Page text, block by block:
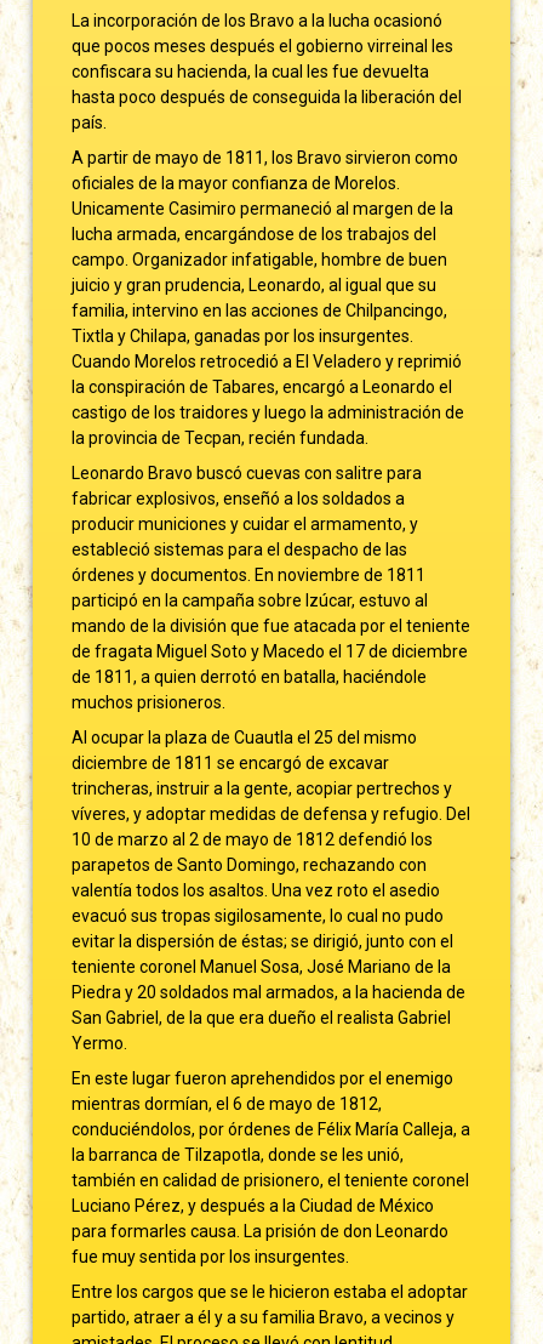
La incorporación de los Bravo a la lucha ocasionó
que pocos meses después el gobierno virreinal les
confiscara su hacienda, la cual les fue devuelta
hasta poco después de conseguida la liberación del
país.
A partir de mayo de 1811, los Bravo sirvieron como
oficiales de la mayor confianza de Morelos.
Unicamente Casimiro permaneció al margen de la
lucha armada, encargándose de los trabajos del
campo. Organizador infatigable, hombre de buen
juicio y gran prudencia, Leonardo, al igual que su
familia, intervino en las acciones de Chilpancingo,
Tixtla y Chilapa, ganadas por los insurgentes.
Cuando Morelos retrocedió a El Veladero y reprimió
la conspiración de Tabares, encargó a Leonardo el
castigo de los traidores y luego la administración de
la provincia de Tecpan, recién fundada.
Leonardo Bravo buscó cuevas con salitre para
fabricar explosivos, enseñó a los soldados a
producir municiones y cuidar el armamento, y
estableció sistemas para el despacho de las
órdenes y documentos. En noviembre de 1811
participó en la campaña sobre Izúcar, estuvo al
mando de la división que fue atacada por el teniente
de fragata Miguel Soto y Macedo el 17 de diciembre
de 1811, a quien derrotó en batalla, haciéndole
muchos prisioneros.
Al ocupar la plaza de Cuautla el 25 del mismo
diciembre de 1811 se encargó de excavar
trincheras, instruir a la gente, acopiar pertrechos y
víveres, y adoptar medidas de defensa y refugio. Del
10 de marzo al 2 de mayo de 1812 defendió los
parapetos de Santo Domingo, rechazando con
valentía todos los asaltos. Una vez roto el asedio
evacuó sus tropas sigilosamente, lo cual no pudo
evitar la dispersión de éstas; se dirigió, junto con el
teniente coronel Manuel Sosa, José Mariano de la
Piedra y 20 soldados mal armados, a la hacienda de
San Gabriel, de la que era dueño el realista Gabriel
Yermo.
En este lugar fueron aprehendidos por el enemigo
mientras dormían, el 6 de mayo de 1812,
conduciéndolos, por órdenes de Félix María Calleja, a
la barranca de Tilzapotla, donde se les unió,
también en calidad de prisionero, el teniente coronel
Luciano Pérez, y después a la Ciudad de México
para formarles causa. La prisión de don Leonardo
fue muy sentida por los insurgentes.
Entre los cargos que se le hicieron estaba el adoptar
partido, atraer a él y a su familia Bravo, a vecinos y